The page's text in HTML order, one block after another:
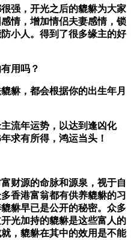
强，开光之后的貔貅为大家
情，增加情侣夫妻感情，锁
小人。得到了很多缘主的好
用吗？
貅，都会根据你的出生年月
流年运势，以达到逢凶化
求有所得，鸿运当头！
财源的命脉和源泉，视于自
香港富翁都有供养貔貅的习
貅早已是公开的秘密。众多
光加持的貔貅是这些富人的
，貔貅在其中的效用是不能